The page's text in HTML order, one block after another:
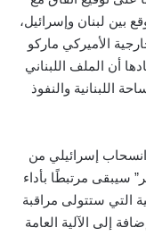
بين لبنان وإسرائيل،
الأميركي ماركو
أن الملف اللبناني
اللبنانية والنفوذ
إسرائيلي من
سيبقى مرتبطًا بأداء
التي ستتولى مراقبة
إلى الآلية العامة